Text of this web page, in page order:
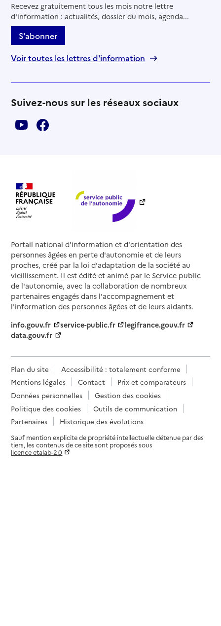
Recevez gratuitement tous les mois notre lettre
d'information : actualités, dossier du mois, agenda...
S'abonner
Voir toutes les lettres d'information
Suivez-nous sur les réseaux sociaux
Portail national d'information et d'orientation des
personnes âgées en perte d'autonomie et de leurs
proches, créé par la loi d'adaptation de la société au
vieillissement. Il est édité et animé par le Service public
de l'autonomie, avec la collaboration de nombreux
partenaires engagés dans l'accompagnement et
l'information des personnes âgées et de leurs aidants.
info.gouv.fr
service-public.fr
legifrance.gouv.fr
data.gouv.fr
Plan du site
Accessibilité : totalement conforme
Mentions légales
Contact
Prix et comparateurs
Données personnelles
Gestion des cookies
Politique des cookies
Outils de communication
Partenaires
Historique des évolutions
Sauf mention explicite de propriété intellectuelle détenue par des
tiers, les contenus de ce site sont proposés sous
licence etalab-2.0